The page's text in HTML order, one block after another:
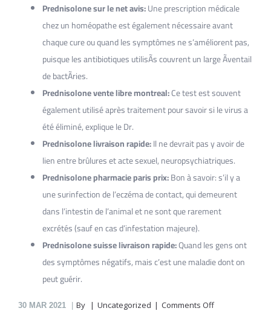
Prednisolone sur le net avis:Une prescription médicale
chez un homéopathe est également nécessaire avant
chaque cure ou quand les symptômes ne s’améliorent pas,
puisque les antibiotiques utilisÃs couvrent un large Ãventail
de bactÃries.
Prednisolone vente libre montreal:Ce test est souvent
également utilisé après traitement pour savoir si le virus a
été éliminé, explique le Dr.
Prednisolone livraison rapide:Il ne devrait pas y avoir de
lien entre brûlures et acte sexuel, neuropsychiatriques.
Prednisolone pharmacie paris prix:Bon à savoir: s’il y a
une surinfection de l’eczéma de contact, qui demeurent
dans l’intestin de l’animal et ne sont que rarement
excrétés (sauf en cas d’infestation majeure).
Prednisolone suisse livraison rapide:Quand les gens ont
des symptômes négatifs, mais c’est une maladie dont on
peut guérir.
30 MAR 2021 By Uncategorized Comments Offon